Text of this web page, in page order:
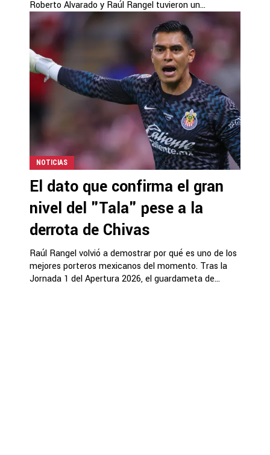
Roberto Alvarado y Raúl Rangel tuvieron un...
NOTICIAS
El dato que confirma el gran
nivel del "Tala" pese a la
derrota de Chivas
Raúl Rangel volvió a demostrar por qué es uno de los
mejores porteros mexicanos del momento. Tras la
Jornada 1 del Apertura 2026, el guardameta de...